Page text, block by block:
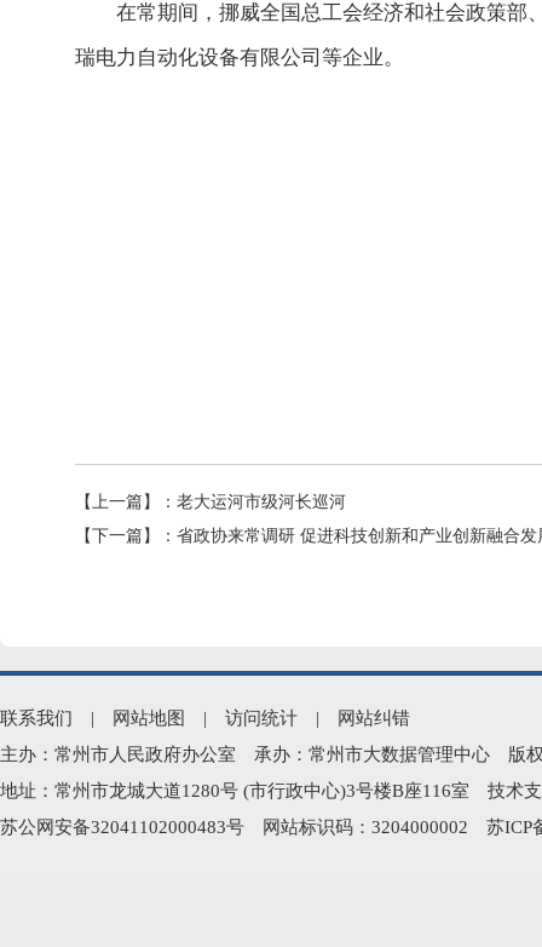
在常期间，挪威全国总工会经济和社会政策部
瑞电力自动化设备有限公司等企业。
【上一篇】： 老大运河市级河长巡河
【下一篇】： 省政协来常调研 促进科技创新和产业创新融合发
联系我们 | 网站地图 | 访问统计 |
网站纠错
主办：常州市人民政府办公室 承办：常州市大数据管理中心 版
地址：常州市龙城大道1280号 (市行政中心)3号楼B座116室 技术
苏公网安备32041102000483号 网站标识码：3204000002 苏ICP